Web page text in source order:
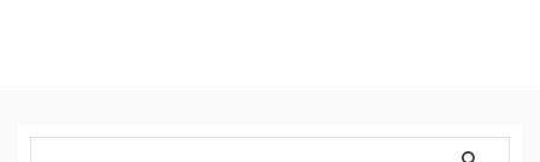
広島市からサービススタート ✅地